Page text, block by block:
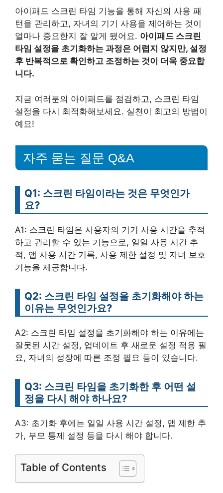
아이패드 스크린 타임 기능을 통해 자신의 사용 패
턴을 관리하고, 자녀의 기기 사용을 제어하는 것이
얼마나 중요한지 잘 알게 됐어요. 아이패드 스크린
타임 설정을 초기화하는 과정은 어렵지 않지만, 설정
후 반복적으로 확인하고 조정하는 것이 더욱 중요합
니다.
지금 여러분의 아이패드를 점검하고, 스크린 타임
설정을 다시 최적화해보세요. 실천이 최고의 방법이
예요!
자주 묻는 질문 Q&A
Q1: 스크린 타임이라는 것은 무엇인가
요?
A1: 스크린 타임은 사용자의 기기 사용 시간을 추적
하고 관리할 수 있는 기능으로, 일일 사용 시간 추
적, 앱 사용 시간 기록, 사용 제한 설정 및 자녀 보호
기능을 제공합니다.
Q2: 스크린 타임 설정을 초기화해야 하는
이유는 무엇인가요?
A2: 스크린 타임 설정을 초기화해야 하는 이유에는
잘못된 시간 설정, 업데이트 후 새로운 설정 적용 필
요, 자녀의 성장에 따른 조정 필요 등이 있습니다.
Q3: 스크린 타임을 초기화한 후 어떤 설
정을 다시 해야 하나요?
A3: 초기화 후에는 일일 사용 시간 설정, 앱 제한 추
가, 부모 통제 설정 등을 다시 해야 합니다.
Table of Contents